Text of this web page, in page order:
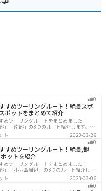
営業時間：9:00～18:00 駐車場：普
新鮮な地
0
すめツーリングルート！絶景スポ
ポットをまとめて紹介
めツーリングルートをまとめました！
」「南部」の3つのルート紹介します。諏
ラインのような全国でも有名なツーリン
数あります。バイクで長野県にツーリン
考にしてください。
ト
2023-03-26
0
すめツーリングルート！絶景,観
ットを紹介
めツーリングルートをまとめました！
」「小豆島周辺」の3つのルート紹介しま
山から海、絶品グルメを満喫するツーリ
。バイクで香川県にツーリングに行く際
ださい。
ト
2023-03-06
0